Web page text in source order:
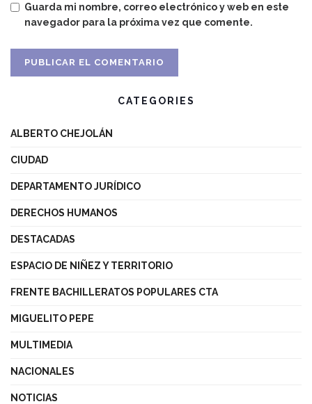
Guarda mi nombre, correo electrónico y web en este
navegador para la próxima vez que comente.
CATEGORIES
ALBERTO CHEJOLÁN
CIUDAD
DEPARTAMENTO JURÍDICO
DERECHOS HUMANOS
DESTACADAS
ESPACIO DE NIÑEZ Y TERRITORIO
FRENTE BACHILLERATOS POPULARES CTA
MIGUELITO PEPE
MULTIMEDIA
NACIONALES
NOTICIAS